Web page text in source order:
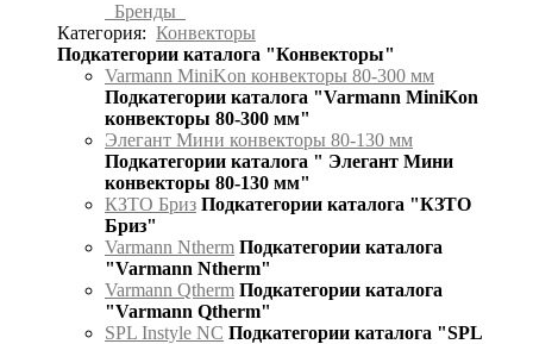
Бренды
Категория: Конвекторы
Подкатегории каталога "Конвекторы"
Varmann MiniKon конвекторы 80-300 мм
Подкатегории каталога "Varmann MiniKon
конвекторы 80-300 мм"
Элегант Мини конвекторы 80-130 мм
Подкатегории каталога " Элегант Мини
конвекторы 80-130 мм"
КЗТО Бриз Подкатегории каталога "КЗТО
Бриз"
Varmann Ntherm Подкатегории каталога
"Varmann Ntherm"
Varmann Qtherm Подкатегории каталога
"Varmann Qtherm"
SPL Instyle NC Подкатегории каталога "SPL